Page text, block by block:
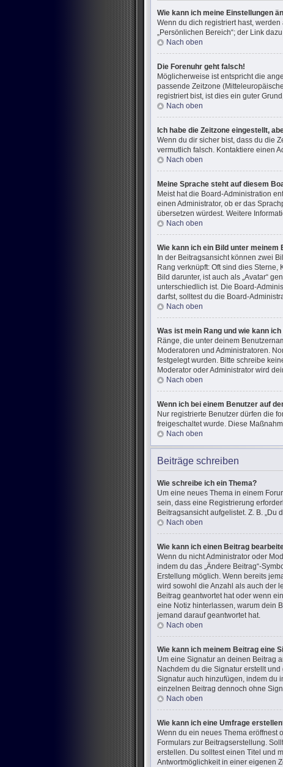
Wie kann ich meine Einstellungen
Wenn du dich registriert hast,
„Persönlichen Bereich“; der Link
Nach oben
Die Forenuhr geht falsch!
Möglicherweise ist entspricht die
passende Zeitzone
registriert bist, ist dies ein guter
Nach oben
Ich habe die Zeitzone eingestellt,
Wenn du dir sicher bist, dass du die
vermutlich falsch. Kontaktiere einen
Nach oben
Meine Sprache steht auf diesem
Meist hat die Board-Administration
einen Administrator, ob er das
übersetzen würdest. Weitere
Nach oben
Wie kann ich ein Bild unter meinem
In der Beitragsansicht können zwei
Rang verknüpft: Oft sind dies
Bild darunter, ist auch als „Avatar“
unterschiedlich ist. Die Board-
darfst, solltest du die Board-
Nach oben
Was ist mein Rang und wie kann
Ränge, die unter deinem
Moderatoren und Administratoren.
festgelegt wurden. Bitte schreibe
Moderator oder Administrator wird
Nach oben
Wenn ich bei einem Benutzer auf
Nur registrierte Benutzer dürfen die
freigeschaltet wurde. Diese
Nach oben
Beiträge schreiben
Wie schreibe ich ein Thema?
Um eine neues Thema in einem
sein, dass eine Registrierung
Beitragsansicht aufgelistet. Z. B. „Du
Nach oben
Wie kann ich einen Beitrag
Wenn du nicht Administrator oder
indem du das „Ändere Beitrag“-
Erstellung möglich. Wenn bereits
wird sowohl die Anzahl als auch der
Beitrag geantwortet hat oder wenn
eine Notiz hinterlassen, warum dein
jemand darauf geantwortet hat.
Nach oben
Wie kann ich meinem Beitrag eine
Um eine Signatur an deinen Beitrag
Nachdem du die Signatur erstellt
Signatur auch hinzufügen, indem du
einzelnen Beitrag dennoch ohne
Nach oben
Wie kann ich eine Umfrage
Wenn du ein neues Thema eröffnest
Formulars zur Beitragserstellung.
erstellen. Du solltest einen Titel und
Antwortmöglichkeit in einer eigenen